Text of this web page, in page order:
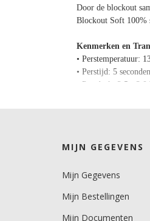
Door de blockout
Blockout Soft 100%
Kenmerken en
• Perstemperatuur:
• Perstijd: 5
• Persdruk: 2,5 -
MIJN GEGEVENS
Mijn Gegevens
Mijn Bestellingen
Mijn Documenten